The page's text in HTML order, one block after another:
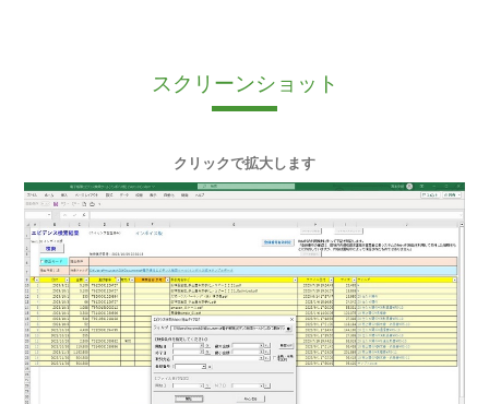
スクリーンショット
クリックで拡大します